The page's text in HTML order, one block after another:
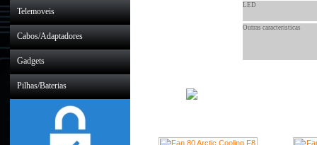
Telemoveis
Cabos/Adaptadores
Gadgets
Pilhas/Baterias
LED
Outras caracteristicas